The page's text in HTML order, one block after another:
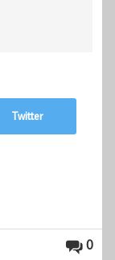
Twitter
0